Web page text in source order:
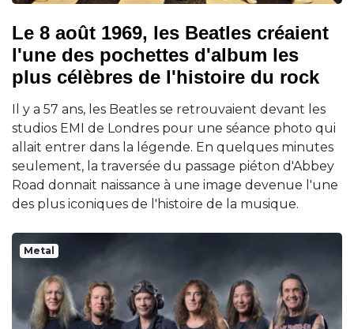
Le 8 août 1969, les Beatles créaient
l'une des pochettes d'album les
plus célèbres de l'histoire du rock
Il y a 57 ans, les Beatles se retrouvaient devant les
studios EMI de Londres pour une séance photo qui
allait entrer dans la légende. En quelques minutes
seulement, la traversée du passage piéton d'Abbey
Road donnait naissance à une image devenue l'une
des plus iconiques de l'histoire de la musique.
Metal